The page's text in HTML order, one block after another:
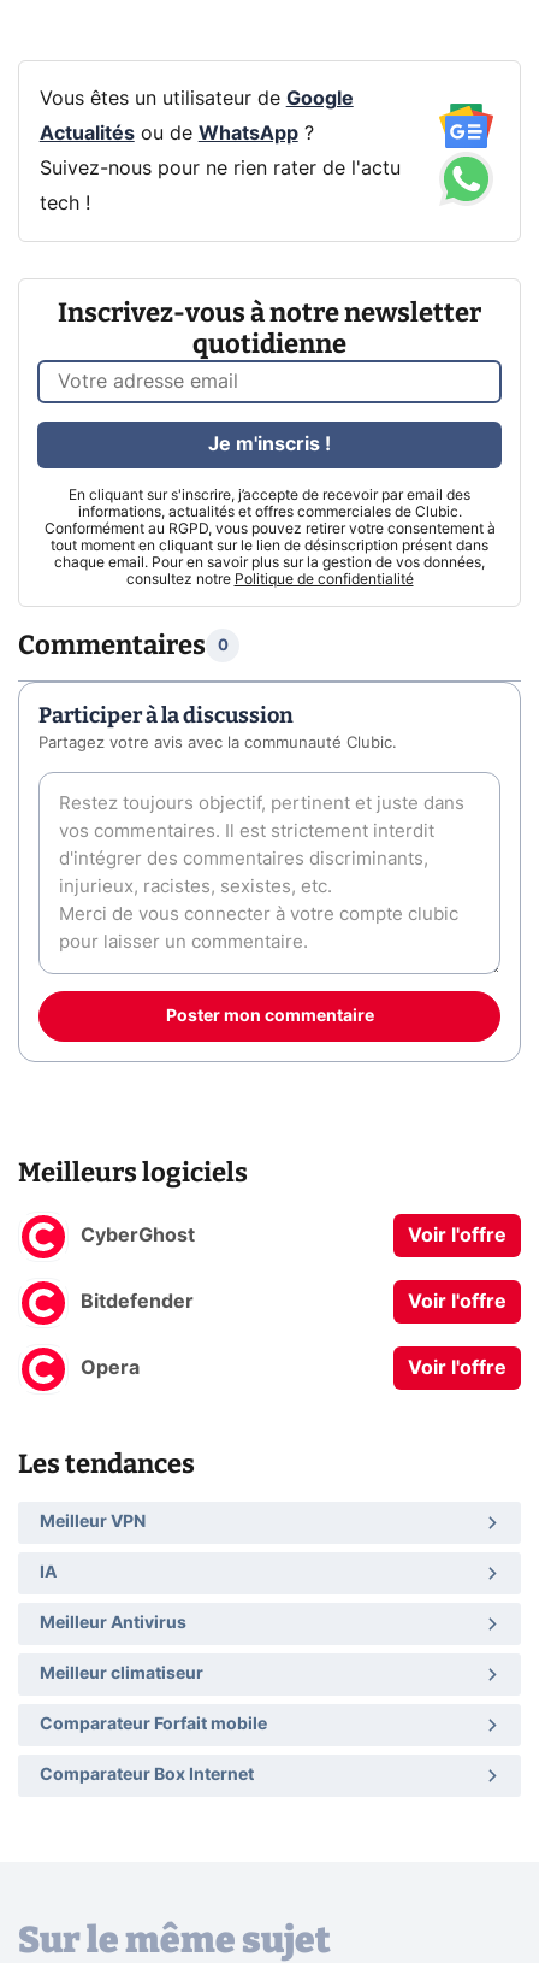
Vous êtes un utilisateur de Google
Actualitésou de WhatsApp?
Suivez-nous pour ne rien rater de l'actu
tech !
Inscrivez-vous à notre newsletter
quotidienne
En cliquant sur s'inscrire, j’accepte de recevoir par email des
informations, actualités et offres commerciales de Clubic.
Conformément au RGPD, vous pouvez retirer votre consentement à
tout moment en cliquant sur le lien de désinscription présent dans
chaque email. Pour en savoir plus sur la gestion de vos données,
consultez notre Politique de confidentialité
Je m'inscris !
Commentaires 0
Participer à la discussion
Partagez votre avis avec la communauté Clubic.
Poster mon commentaire
Meilleurs logiciels
CyberGhost Voir l'offre
Bitdefender Voir l'offre
Opera Voir l'offre
Les tendances
Meilleur VPN
IA
Meilleur Antivirus
Meilleur climatiseur
Comparateur Forfait mobile
Comparateur Box Internet
Sur le même sujet